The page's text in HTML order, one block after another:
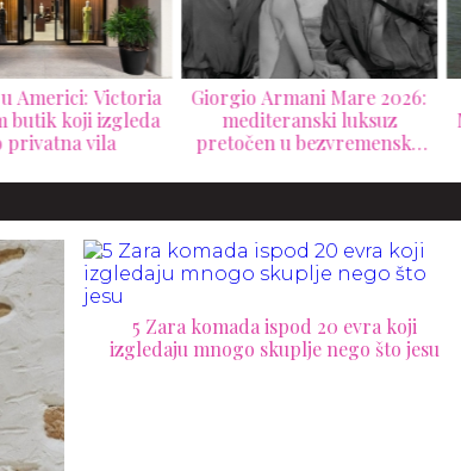
Armani Mare 2026:
luksuz
u bezvremensku
Saint Laurent donosi duh
Mediterana u novu Respiro
kampanju
5 Zara komada ispod 20 evra koji
izgledaju mnogo skuplje nego što jesu